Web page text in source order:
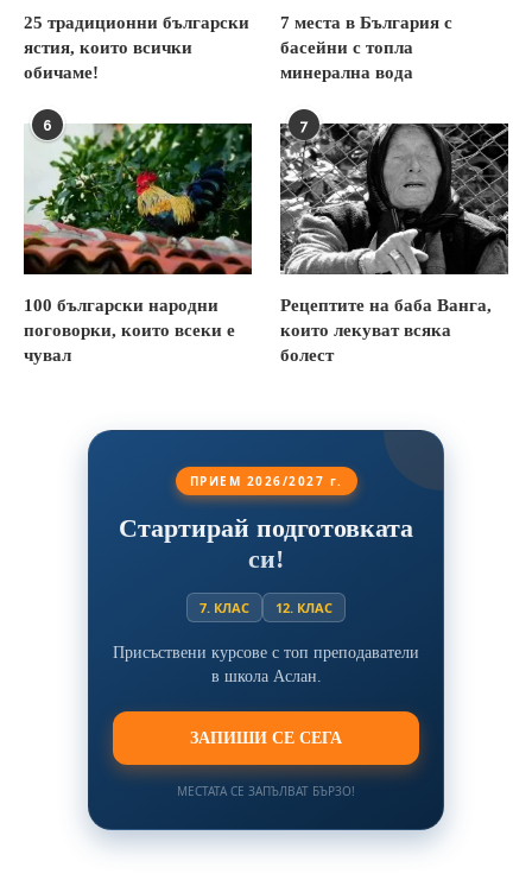
25 традиционни български
ястия, които всички
обичаме!
7 места в България с
басейни с топла
минерална вода
6
100 български народни
поговорки, които всеки е
чувал
7
Рецептите на баба Ванга,
които лекуват всяка
болест
ПРИЕМ 2026/2027 г.
Стартирай подготовката
си!
7. КЛАС 12. КЛАС
Присъствени курсове с топ преподаватели
в школа Аслан.
ЗАПИШИ СЕ СЕГА
МЕСТАТА СЕ ЗАПЪЛВАТ БЪРЗО!